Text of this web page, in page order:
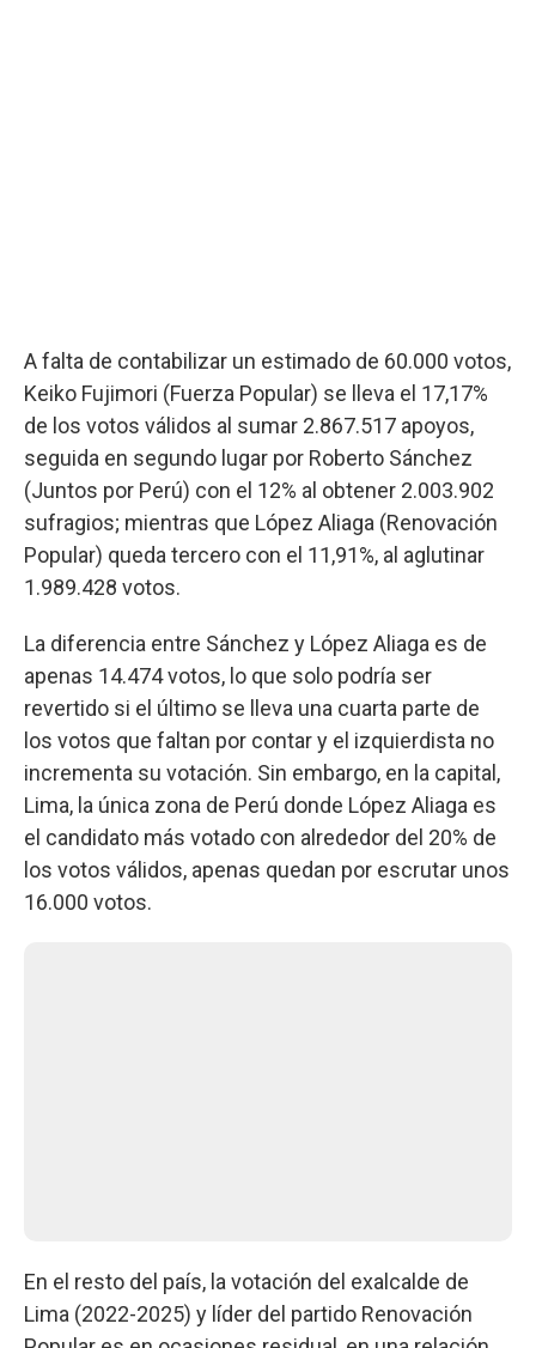
A falta de contabilizar un estimado de 60.000 votos,
Keiko Fujimori (Fuerza Popular) se lleva el 17,17%
de los votos válidos al sumar 2.867.517 apoyos,
seguida en segundo lugar por Roberto Sánchez
(Juntos por Perú) con el 12% al obtener 2.003.902
sufragios; mientras que López Aliaga (Renovación
Popular) queda tercero con el 11,91%, al aglutinar
1.989.428 votos.
La diferencia entre Sánchez y López Aliaga es de
apenas 14.474 votos, lo que solo podría ser
revertido si el último se lleva una cuarta parte de
los votos que faltan por contar y el izquierdista no
incrementa su votación. Sin embargo, en la capital,
Lima, la única zona de Perú donde López Aliaga es
el candidato más votado con alrededor del 20% de
los votos válidos, apenas quedan por escrutar unos
16.000 votos.
En el resto del país, la votación del exalcalde de
Lima (2022-2025) y líder del partido Renovación